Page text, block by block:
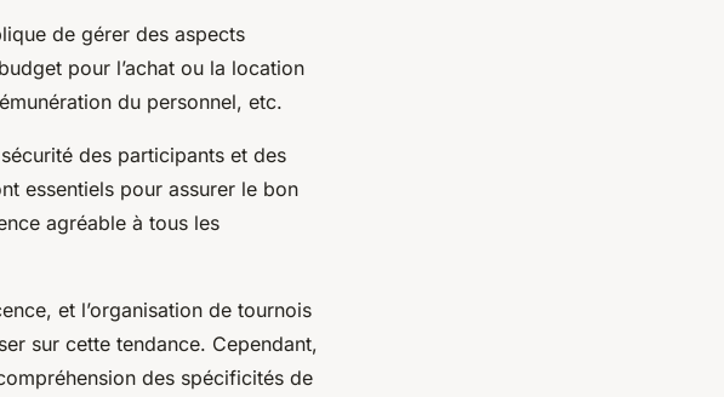
de gérer des aspects
pour l’achat ou la location
du personnel, etc.
des participants et des
essentiels pour assurer le bon
agréable à tous les
et l’organisation de tournois
sur cette tendance. Cependant,
des spécificités de